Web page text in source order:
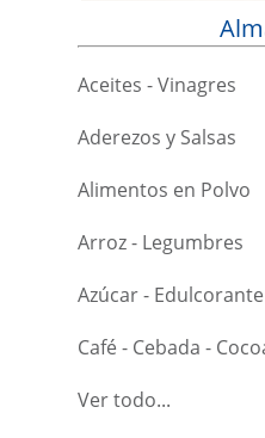
Aceites - Vinagres
Aderezos y Salsas
Alimentos en Polvo
Arroz - Legumbres
Azúcar - Edulcorante
Café - Cebada -
Ver todo...